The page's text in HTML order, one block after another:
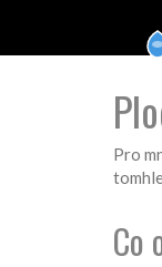
Pro
Co